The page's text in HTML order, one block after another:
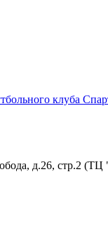
д.26, стр.2